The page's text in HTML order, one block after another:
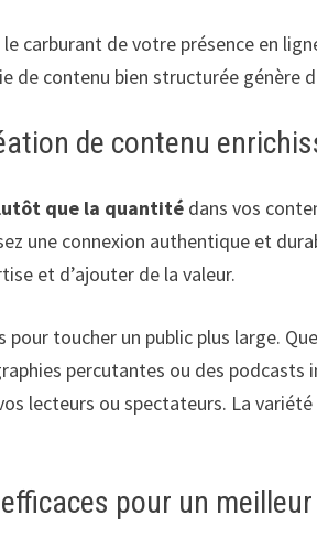
le carburant de votre présence en
de contenu bien structurée
de contenu
que la quantité dans vos
une connexion authentique et
et d’ajouter de la valeur.
toucher un public plus large.
percutantes ou des
lecteurs ou spectateurs. La
pour un